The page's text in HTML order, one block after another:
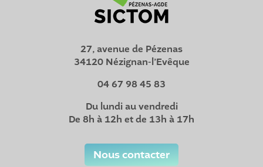
27, avenue de Pézenas
34120 Nézignan-l’Evêque
04 67 98 45 83
Du lundi au vendredi
De 8h à 12h et de 13h à 17h
Nous contacter